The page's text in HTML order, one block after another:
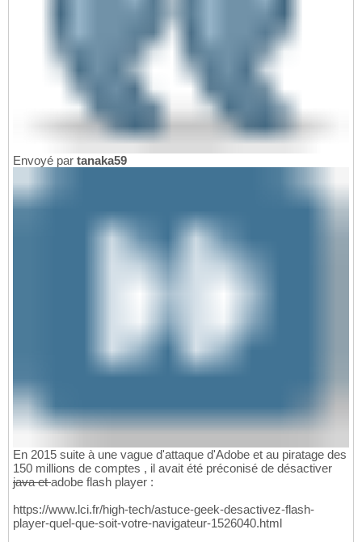
Envoyé par tanaka59
En 2015 suite à une vague d'attaque d'Adobe et au piratage des
150 millions de comptes , il avait été préconisé de désactiver
java etadobe flash player :
https://www.lci.fr/high-tech/astuce-geek-desactivez-flash-
player-quel-que-soit-votre-navigateur-1526040.html